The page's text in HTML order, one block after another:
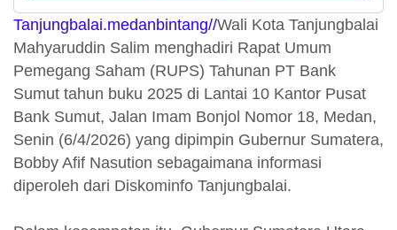
Tanjungbalai.medanbintang//Wali Kota Tanjungbalai
Mahyaruddin Salim menghadiri Rapat Umum
Pemegang Saham (RUPS) Tahunan PT Bank
Sumut tahun buku 2025 di Lantai 10 Kantor Pusat
Bank Sumut, Jalan Imam Bonjol Nomor 18, Medan,
Senin (6/4/2026) yang dipimpin Gubernur Sumatera,
Bobby Afif Nasution sebagaimana informasi
diperoleh dari Diskominfo Tanjungbalai.